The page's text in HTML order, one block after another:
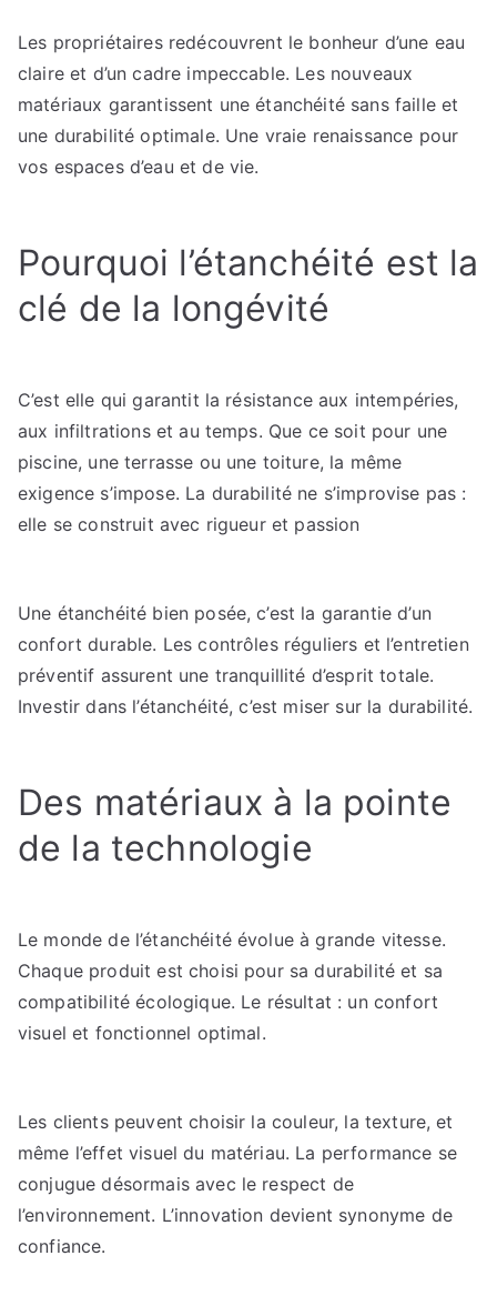
Les propriétaires redécouvrent le bonheur d’une eau
claire et d’un cadre impeccable. Les nouveaux
matériaux garantissent une étanchéité sans faille et
une durabilité optimale. Une vraie renaissance pour
vos espaces d’eau et de vie.
Pourquoi l’étanchéité est la
clé de la longévité
C’est elle qui garantit la résistance aux intempéries,
aux infiltrations et au temps. Que ce soit pour une
piscine, une terrasse ou une toiture, la même
exigence s’impose. La durabilité ne s’improvise pas :
elle se construit avec rigueur et passion
Une étanchéité bien posée, c’est la garantie d’un
confort durable. Les contrôles réguliers et l’entretien
préventif assurent une tranquillité d’esprit totale.
Investir dans l’étanchéité, c’est miser sur la durabilité.
Des matériaux à la pointe
de la technologie
Le monde de l’étanchéité évolue à grande vitesse.
Chaque produit est choisi pour sa durabilité et sa
compatibilité écologique. Le résultat : un confort
visuel et fonctionnel optimal.
Les clients peuvent choisir la couleur, la texture, et
même l’effet visuel du matériau. La performance se
conjugue désormais avec le respect de
l’environnement. L’innovation devient synonyme de
confiance.